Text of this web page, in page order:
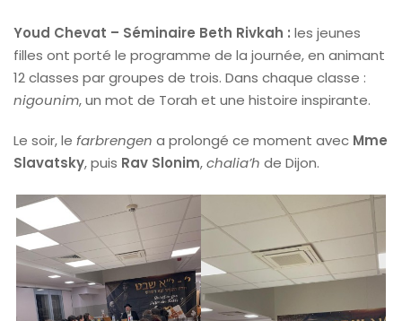
Youd Chevat – Séminaire Beth Rivkah : les jeunes
filles ont porté le programme de la journée, en animant
12 classes par groupes de trois. Dans chaque classe :
nigounim, un mot de Torah et une histoire inspirante.
Le soir, le farbrengen a prolongé ce moment avec Mme
Slavatsky, puis Rav Slonim,chalia’h de Dijon.